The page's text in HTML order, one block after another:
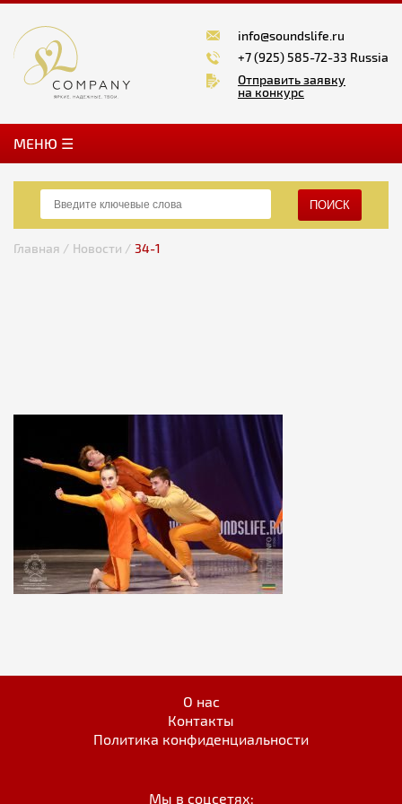
info@soundslife.ru
+7 (925) 585-72-33 Russia
Отправить заявку
на конкурс
MЕНЮ ☰
ПОИСК
Главная / Новости / 34-1
О нас
Контакты
Политика конфиденциальности
Мы в соцсетях: